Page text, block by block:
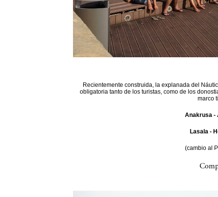
Recientemente construida, la explanada del
obligatoria tanto de los turistas, como de los
marco
Anakrusa -
Lasala -
(cambio al